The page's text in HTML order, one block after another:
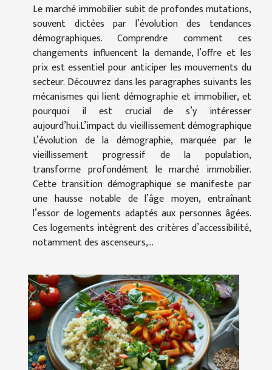
Le marché immobilier subit de profondes mutations,
souvent dictées par l’évolution des tendances
démographiques. Comprendre comment ces
changements influencent la demande, l’offre et les
prix est essentiel pour anticiper les mouvements du
secteur. Découvrez dans les paragraphes suivants les
mécanismes qui lient démographie et immobilier, et
pourquoi il est crucial de s’y intéresser
aujourd’hui.L’impact du vieillissement démographique
L’évolution de la démographie, marquée par le
vieillissement progressif de la population,
transforme profondément le marché immobilier.
Cette transition démographique se manifeste par
une hausse notable de l’âge moyen, entraînant
l’essor de logements adaptés aux personnes âgées.
Ces logements intègrent des critères d’accessibilité,
notamment des ascenseurs,...